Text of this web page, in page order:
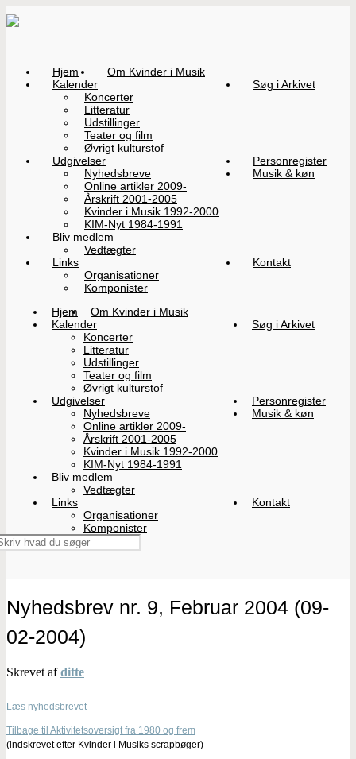
Hjem
Om Kvinder i Musik
Kalender
Koncerter
Litteratur
Udstillinger
Teater og film
Øvrigt kulturstof
Søg i Arkivet
Udgivelser
Nyhedsbreve
Online artikler 2009-
Årskrift 2001-2005
Kvinder i Musik 1992-2000
KIM-Nyt 1984-1991
Personregister
Musik & køn
Bliv medlem
Vedtægter
Links
Organisationer
Komponister
Kontakt
Hjem
Om Kvinder i Musik
Kalender
Koncerter
Litteratur
Udstillinger
Teater og film
Øvrigt kulturstof
Søg i Arkivet
Udgivelser
Nyhedsbreve
Online artikler 2009-
Årskrift 2001-2005
Kvinder i Musik 1992-2000
KIM-Nyt 1984-1991
Personregister
Musik & køn
Bliv medlem
Vedtægter
Links
Organisationer
Komponister
Kontakt
Nyhedsbrev nr. 9, Februar 2004 (09-
02-2004)
Skrevet afditte
Læs nyhedsbrevet
Tilbage til Aktivitetsoversigt fra 1980 og frem
(indskrevet efter Kvinder i Musiks scrapbøger)